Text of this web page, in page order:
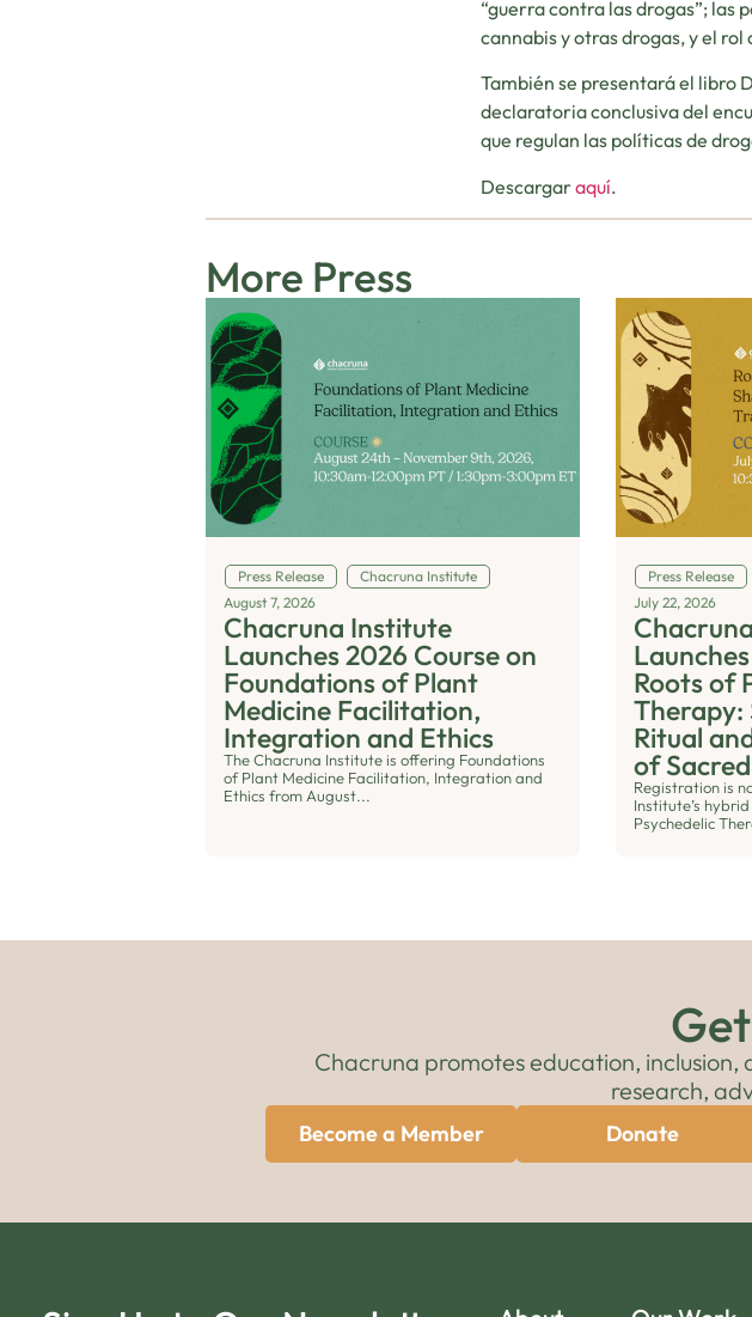
“guerra contra las drogas”; las
cannabis y otras drogas, y el
También se presentará el libro
declaratoria conclusiva del
que regulan las políticas de
Descargaraquí.
More Press
Press Release
Chacruna Institute
August 7, 2026
Chacruna Institute
Launches 2026 Course on
Foundations of Plant
Medicine Facilitation,
Integration and Ethics
The Chacruna Institute is offering Foundations
of Plant Medicine Facilitation, Integration and
Ethics from August...
Press Release
July 22, 2026
Roots of
Therapy:
Ritual
of
Registration is
Institute’s
Psychedelic
Chacruna promotes education,
research,
Become a Member Donate